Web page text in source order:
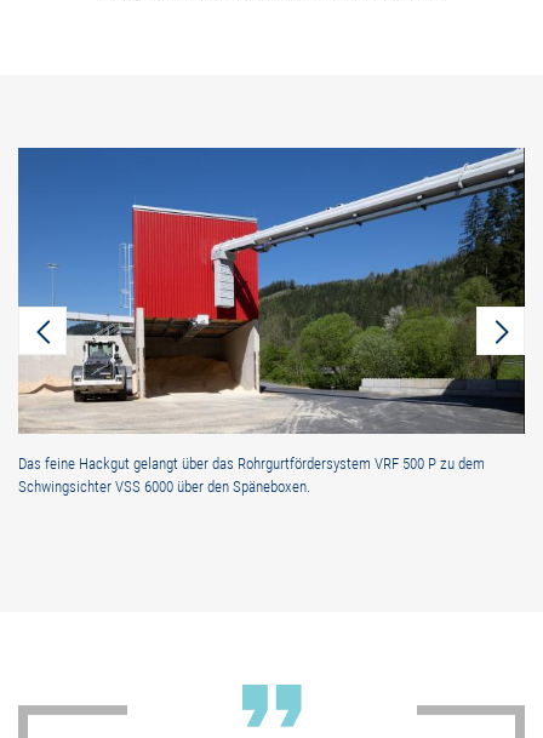
Das feine Hackgut gelangt über das Rohrgurtfördersystem VRF 500 P zu dem
Schwingsichter VSS 6000 über den Späneboxen.